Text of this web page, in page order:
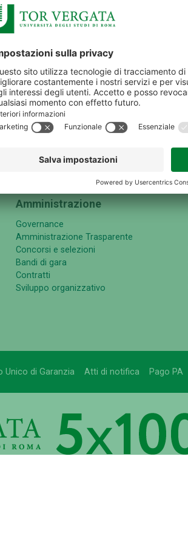
IMPRESE E TERRITORIO
Amministrazione
Governance
Amministrazione Trasparente
Concorsi e selezioni
Bandi di gara
Contratti
Sviluppo organizzativo
Unico di Garanzia Atti di notifica Pago PA